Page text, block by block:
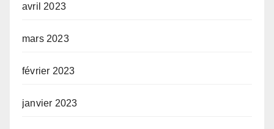
avril 2023
mars 2023
février 2023
janvier 2023